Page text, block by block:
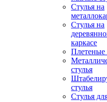
Стулья на
Стулья на
каркасе
Плетеные
стулья
стулья
Стулья